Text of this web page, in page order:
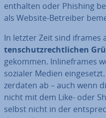
enthalten oder Phishing
als Website-Betreiber
In letzter Zeit sind iframes
ten­schutz­recht­li­chen
gekommen. In­line­frames
sozialer Medien
zer­da­ten ab – auch wenn
nicht mit dem Like- oder
selbst nicht in der